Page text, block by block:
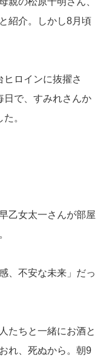
紹介。しかし8月頃
ロインに抜擢さ
日で、すみれさんか
。
乙女太一さんが部屋
、不安な未来」だっ
たちと一緒にお酒と
れ、死ぬから。朝9